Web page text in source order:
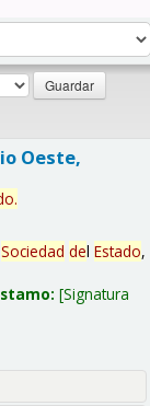
Oeste,
.
Sociedad del Estado,
Signatura